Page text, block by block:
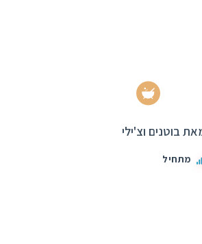
בוטנים וצ'ילי
מתחיל